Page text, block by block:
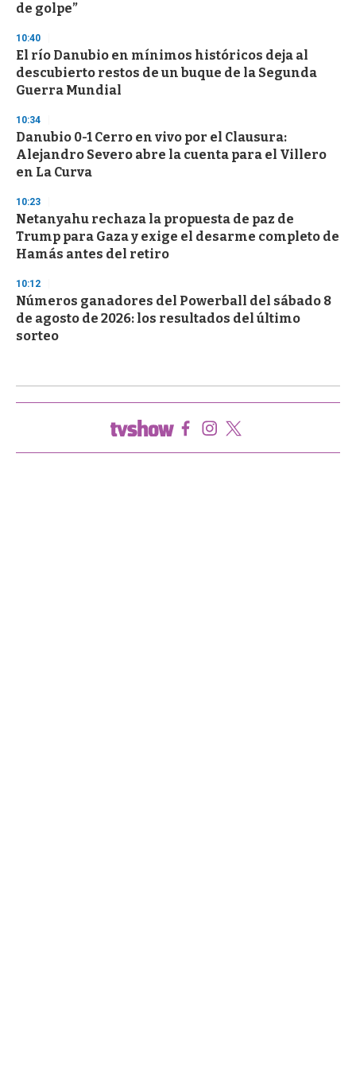
de golpe”
10:40
El río Danubio en mínimos históricos deja al
descubierto restos de un buque de la Segunda
Guerra Mundial
10:34
Danubio 0-1 Cerro en vivo por el Clausura:
Alejandro Severo abre la cuenta para el Villero
en La Curva
10:23
Netanyahu rechaza la propuesta de paz de
Trump para Gaza y exige el desarme completo de
Hamás antes del retiro
10:12
Números ganadores del Powerball del sábado 8
de agosto de 2026: los resultados del último
sorteo